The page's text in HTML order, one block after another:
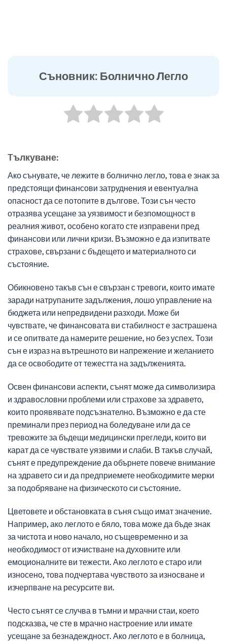
Съновник: Болнично Легло
Tълкуване:
Ако сънувате, че лежите в болнично легло, това е знак за
предстоящи финансови затруднения и евентуална
опасност да се потопите в дългове. Този сън често
отразява усещане за уязвимост и безпомощност в
реалния живот, особено когато сте изправени пред
финансови или лични кризи. Възможно е да изпитвате
страхове, свързани с бъдещето и материалното си
състояние.
Обикновено такъв сън е свързан с тревоги, които имате
заради натрупаните задължения, лошо управление на
бюджета или непредвидени разходи. Може би
чувствате, че финансовата ви стабилност е застрашена
и се опитвате да намерите решение, но без успех. Този
сън е израз на вътрешното ви напрежение и желанието
да се освободите от тежестта на задълженията.
Освен финансови аспекти, сънят може да символизира
и здравословни проблеми или страхове за здравето,
които проявявате подсъзнателно. Възможно е да сте
преминали през период на боледуване или да се
тревожите за бъдещи медицински прегледи, които ви
карат да се чувствате уязвими и слаби. В такъв случай,
сънят е предупреждение да обърнете повече внимание
на здравето си и да предприемете необходимите мерки
за подобряване на физическото си състояние.
Цветовете и обстановката в съня също имат значение.
Например, ако леглото е бяло, това може да бъде знак
за чистота и ново начало, но същевременно и за
необходимост от изчистване на духовните или
емоционалните ви тежести. Ако леглото е старо или
износено, това подчертава чувството за износване и
изчерпване на ресурсите ви.
Често сънят се случва в тъмни и мрачни стаи, което
подсказва, че сте в мрачно настроение или имате
усещане за безнадеждност. Ако леглото е в болница,